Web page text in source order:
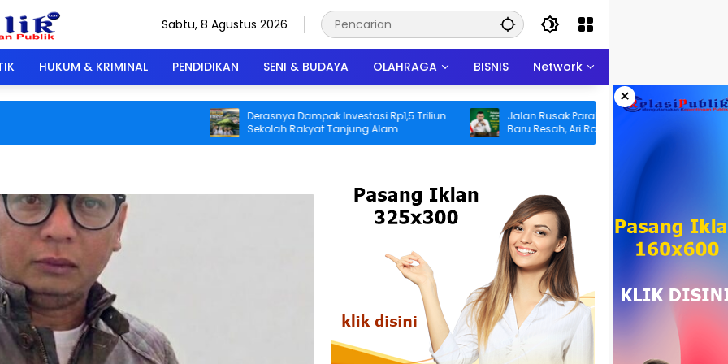
Sabtu, 8 Agustus 2026
HUKUM & KRIMINAL PENDIDIKAN SENI & BUDAYA OLAHRAGA BISNIS Network
×
Derasnya Dampak Investasi Rp1,5 Triliun
Sekolah Rakyat Tanjung Alam
Jalan Rusak Parah Bikin Warga Koto
Baru Resah, Ari Rafika Turun Langsung
dan Siap Perjuangkan